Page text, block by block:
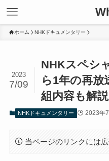
ホーム NHKドキュメンタリー
NHKスペシ
ら1年の再放
組内容も解説
2023
7/09
NHKドキュメンタリー 2023年
当ページのリンクには